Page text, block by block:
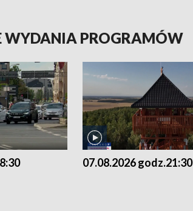
WYDANIA PROGRAMÓW
07.08.2026 godz.21:30